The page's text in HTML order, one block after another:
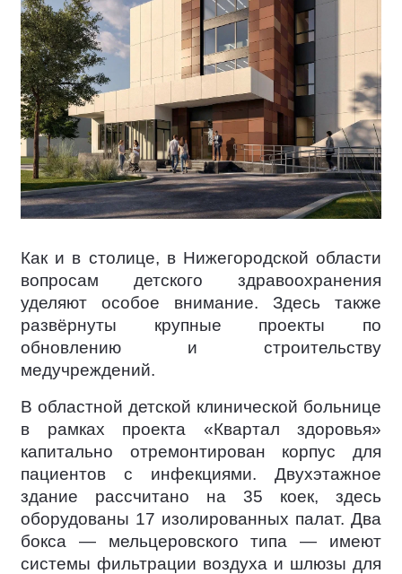
Как и в столице, в Нижегородской области
вопросам детского здравоохранения
уделяют особое внимание. Здесь также
развёрнуты крупные проекты по
обновлению и строительству
медучреждений.
В областной детской клинической больнице
в рамках проекта «Квартал здоровья»
капитально отремонтирован корпус для
пациентов с инфекциями. Двухэтажное
здание рассчитано на 35 коек, здесь
оборудованы 17 изолированных палат. Два
бокса — мельцеровского типа — имеют
системы фильтрации воздуха и шлюзы для